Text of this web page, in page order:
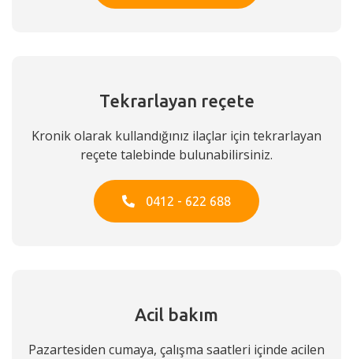
Tekrarlayan reçete
Kronik olarak kullandığınız ilaçlar için tekrarlayan
reçete talebinde bulunabilirsiniz.
0412 - 622 688
Acil bakım
Pazartesiden cumaya, çalışma saatleri içinde acilen